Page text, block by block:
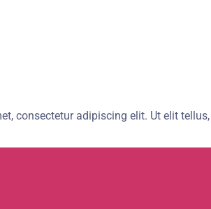
consectetur adipiscing elit. Ut elit